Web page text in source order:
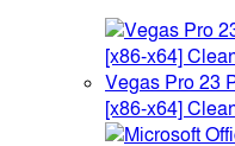
Vegas Pro 23
[x86-x64]